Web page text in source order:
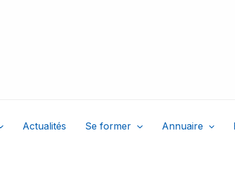
Actualités Se former Annuaire